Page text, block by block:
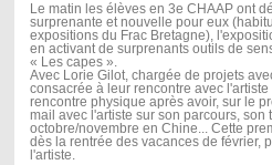
Le matin les élèves en 3e CHAAP ont
surprenante et nouvelle pour eux
expositions du Frac Bretagne),
en activant de surprenants outils de
« Les capes ».
Avec Lorie Gilot, chargée de projets
consacrée à leur rencontre avec
rencontre physique après avoir, sur le
mail avec l'artiste sur son parcours, son
octobre/novembre en Chine... Cette
dès la rentrée des vacances de février,
l'artiste.